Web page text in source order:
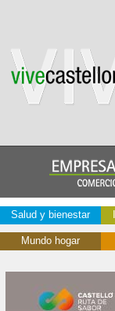
Salud y bienestar
Mundo hogar